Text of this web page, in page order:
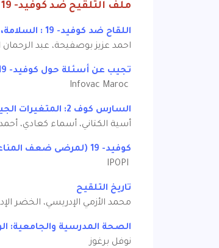
ملف التلقيح ضد كوفيد- 19
اللقاح ضد كوفيد- 19 : السلامة، الفعالية، وتقنيات الانتاج
احمد عزيز بوصفيحة، عبد الرحمان
تجيب عن أسئلة حول كوفيد- 19 Infovac Maroc : أخبار اللقاح بالمغرب
السارس كوف 2: المتغيرات الجينية والمخطط الوطني للمراقبة
أسية الكتاني، أسماء كعادي،
كوفيد- 19 (لمرضى ضعف المناعة الأولي) التلقيح ضد فيروس SARS-CoV2
تاريخ التلقيح
محمد الأزمي الإدريسي، الخضر
الصحة المدرسية والجامعية:
نوفل برغوز